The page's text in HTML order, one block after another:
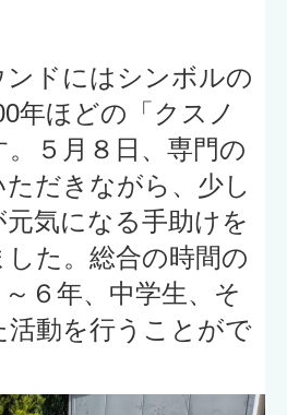
ドにはシンボルの
年ほどの「クスノ
５月８日、専門の
だきながら、少し
気になる手助けを
た。総合の時間の
６年、中学生、そ
動を行うことがで